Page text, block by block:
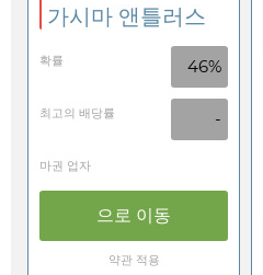
가시마 앤틀러스
확률 46%
최고의 배당률 -
마권 업자
으로 이동
약관 적용